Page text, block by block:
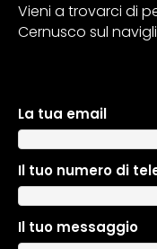
Vieni a trovarci di
Cernusco sul
La tua email
Il tuo numero di
Il tuo messaggio
A
l
e
n
a